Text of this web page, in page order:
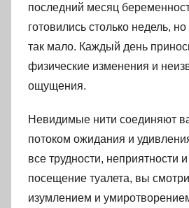
последний месяц
готовились столько недель,
так мало. Каждый день
физические изменения и
ощущения.
Невидимые нити соединяют
потоком ожидания и
все трудности, неприятности
посещение туалета, вы
изумлением и